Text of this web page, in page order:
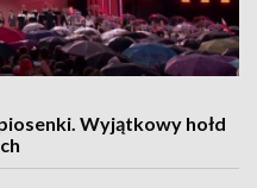
Wyjątkowy hołd